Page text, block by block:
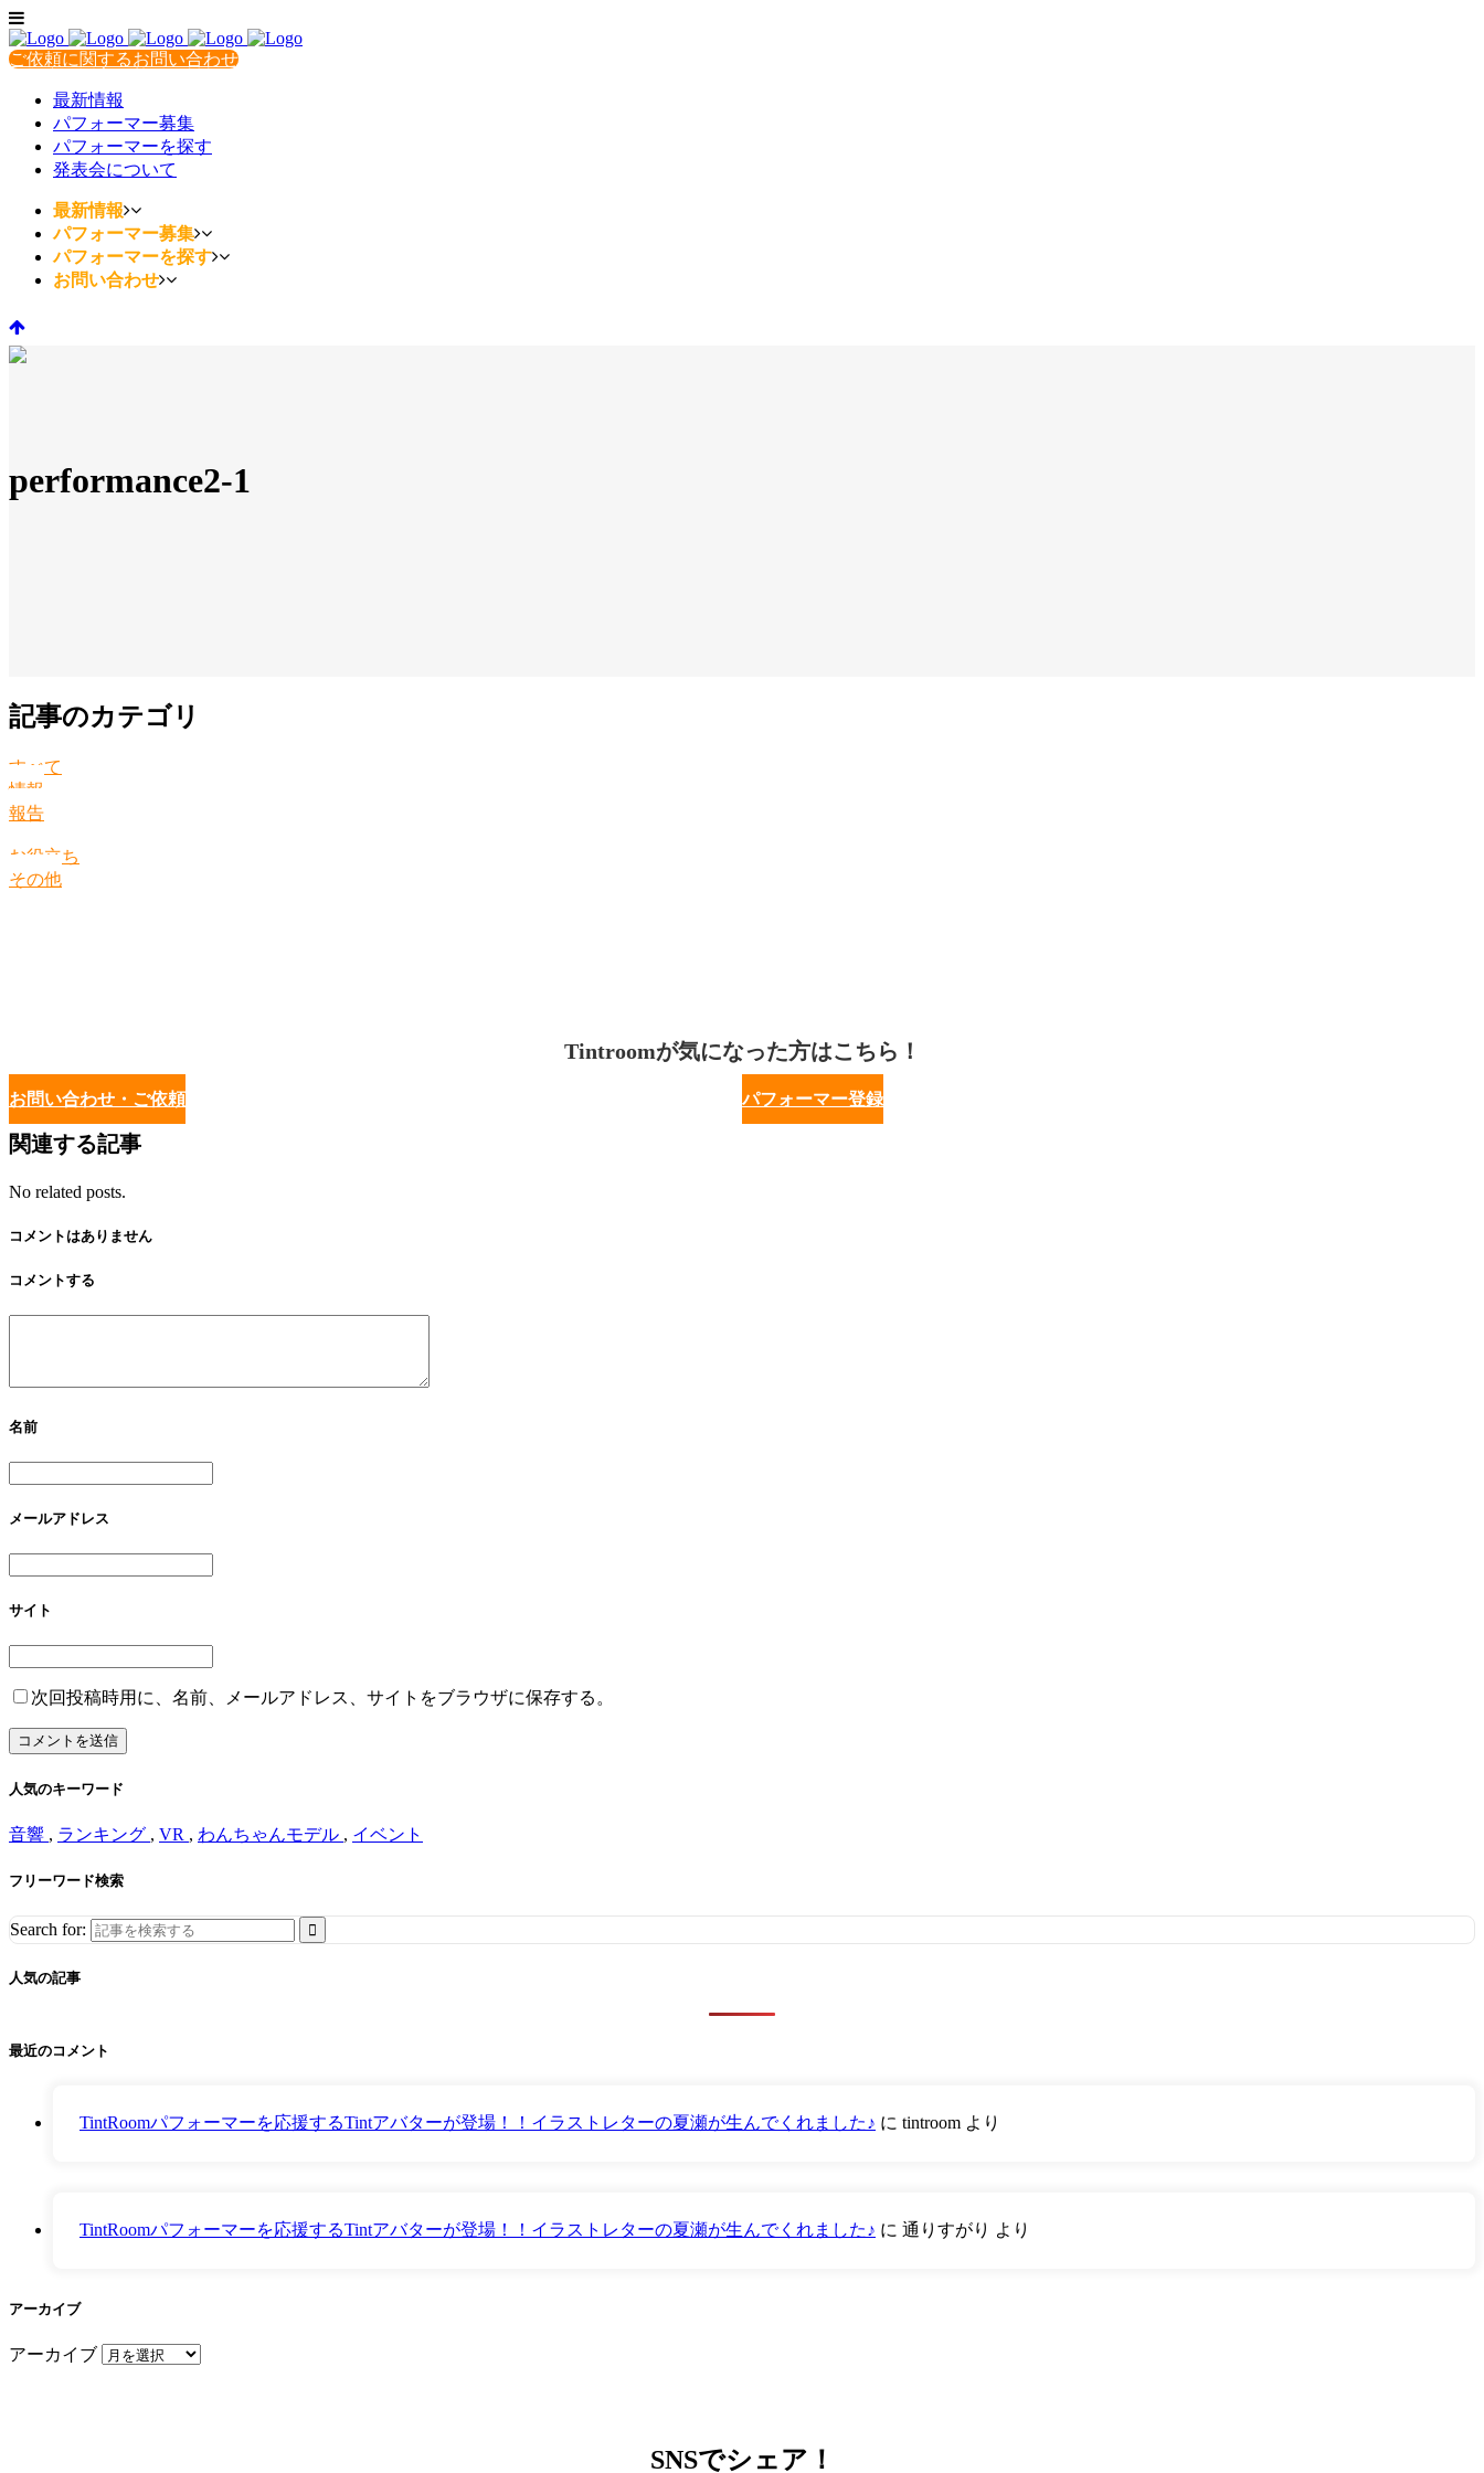
ご依頼に関するお問い合わせ
最新情報
パフォーマー募集
パフォーマーを探す
発表会について
最新情報
パフォーマー募集
パフォーマーを探す
お問い合わせ
performance2-1
記事のカテゴリ
すべて
情報
報告
お役立ち
その他
Tintroomが気になった方はこちら！
お問い合わせ・ご依頼 パフォーマー登録
関連する記事
No related posts.
コメントはありません
コメントする
名前
メールアドレス
サイト
次回投稿時用に、名前、メールアドレス、サイトをブラウザに保存する。
人気のキーワード
音響 , ランキング , VR , わんちゃんモデル , イベント
フリーワード検索
Search for:
人気の記事
最近のコメント
TintRoomパフォーマーを応援するTintアバターが登場！！イラストレターの夏瀬が生んでくれました♪ に tintroom より
TintRoomパフォーマーを応援するTintアバターが登場！！イラストレターの夏瀬が生んでくれました♪ に 通りすがり より
アーカイブ
アーカイブ
SNSでシェア！